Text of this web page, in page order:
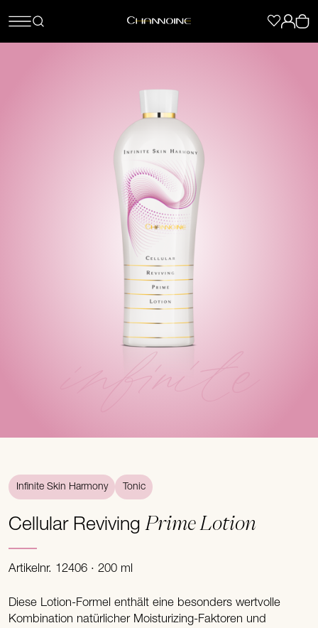
infinite
Infinite Skin Harmony Tonic
Cellular RevivingPrime Lotion
Artikelnr. 12406 · 200 ml
Diese Lotion-Formel enthält eine besonders wertvolle
Kombination natürlicher Moisturizing-Faktoren und